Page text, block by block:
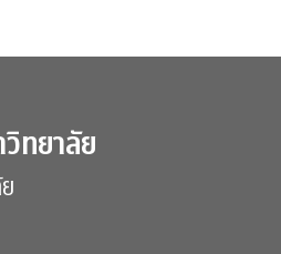
ทยาลัย